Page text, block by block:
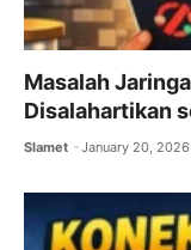
Masalah
Disalahartikan
Slamet January 20, 2026